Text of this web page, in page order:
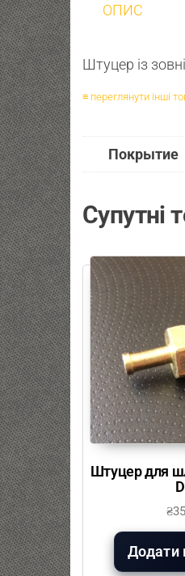
ОПИС
Штуцер із
≡ переглянути інші
Покрытие
Супутні
Штуцер для
₴
Додати